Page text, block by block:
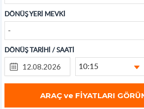
DÖNÜŞ YERİ MEVKİ
-
DÖNÜŞ TARİHİ / SAATİ
10:15